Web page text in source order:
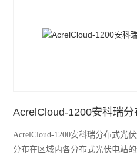
AcrelCloud-1200安科瑞
AcrelCloud-1200安科瑞分布式光
分布在区域内各分布式光伏电站